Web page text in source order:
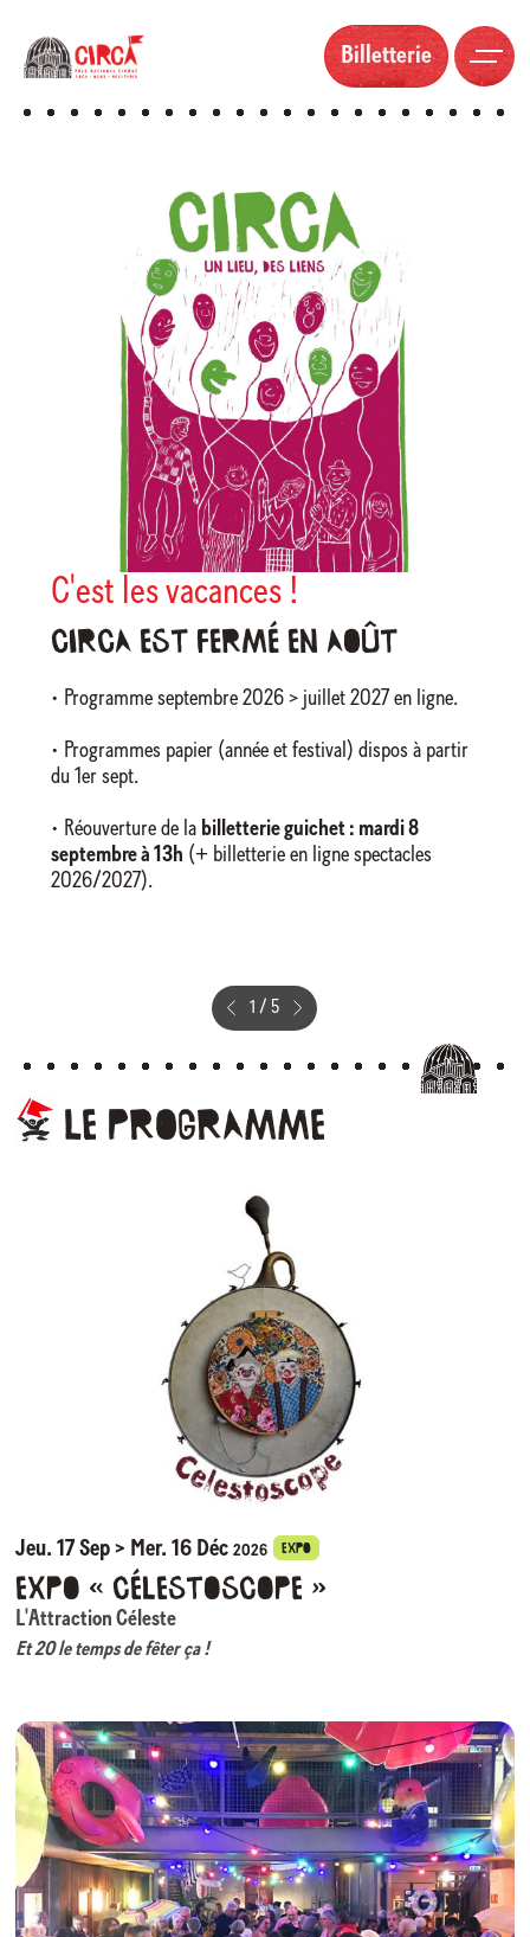
Billetterie
C'est les vacances !
Circa est fermé en août
• Programme septembre 2026 > juillet 2027 en ligne.
• Programmes papier (année et festival) dispos à partir
du 1er sept.
• Réouverture de la billetterie guichet : mardi 8
septembre à 13h (+ billetterie en ligne spectacles
2026/2027).
1 /5
Le programme
Jeu. 17 Sep > Mer. 16 Déc2026 EXPO
Expo « Célestoscope »
L'Attraction Céleste
Et 20 le temps de fêter ça !
Créateurs de spectacles intimistes, Servane Guittier et Antoine
Manceau, artistes pluri-disciplinaires explorent aussi depuis toujours les
arts plastiques.
Pour marquer le 20eanniversaire de leur compagnie, ils investissent le
hall du CIRC pour y exposer les traces de leur parcours : photos, objets,
images, affiches, boîte surprise… L’univers esthétique et poétique de la
compagnie sera mis à l’honneur sous différentes formes, avec
notamment des créations originales de Servane et Antoine et de leur
complice photographe Emmanuel Veneau.